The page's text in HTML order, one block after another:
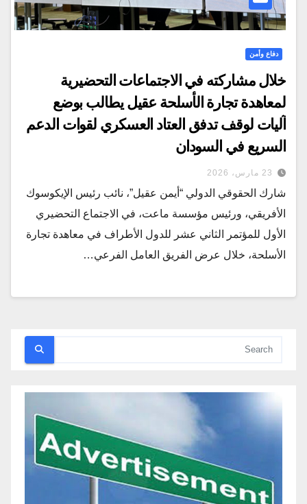
دفاع وأمن
خلال مشاركته في الاجتماعات التحضيرية
لمعاهدة تجارة الأسلحة عقيل يطالب بوضع
آليات لوقف تدفق العتاد العسكري لقوات الدعم
السريع في السودان
23 مارس، 2026
شارك الحقوقي الدولي “أيمن عقيل”، نائب رئيس الإيكوسوك
الأفريقي، ورئيس مؤسسة ماعت، في الاجتماع التحضيري
الأول للمؤتمر الثاني عشر للدول الأطراف في معاهدة تجارة
الأسلحة، خلال عرض الفريق العامل الفرعي…